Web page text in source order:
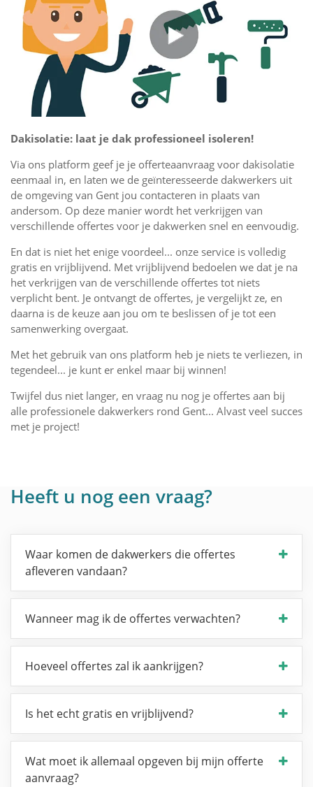
Dakisolatie: laat je dak professioneel isoleren!
Via ons platform geef je je offerteaanvraag voor dakisolatie
eenmaal in, en laten we de geïnteresseerde dakwerkers uit
de omgeving van Gent jou contacteren in plaats van
andersom. Op deze manier wordt het verkrijgen van
verschillende offertes voor je dakwerken snel en eenvoudig.
En dat is niet het enige voordeel... onze service is volledig
gratis en vrijblijvend. Met vrijblijvend bedoelen we dat je na
het verkrijgen van de verschillende offertes tot niets
verplicht bent. Je ontvangt de offertes, je vergelijkt ze, en
daarna is de keuze aan jou om te beslissen of je tot een
samenwerking overgaat.
Met het gebruik van ons platform heb je niets te verliezen, in
tegendeel... je kunt er enkel maar bij winnen!
Twijfel dus niet langer, en vraag nu nog je offertes aan bij
alle professionele dakwerkers rond Gent... Alvast veel succes
met je project!
Heeft u nog een vraag?
Waar komen de dakwerkers die offertes
afleveren vandaan?
Wanneer mag ik de offertes verwachten?
Hoeveel offertes zal ik aankrijgen?
Is het echt gratis en vrijblijvend?
Wat moet ik allemaal opgeven bij mijn offerte
aanvraag?